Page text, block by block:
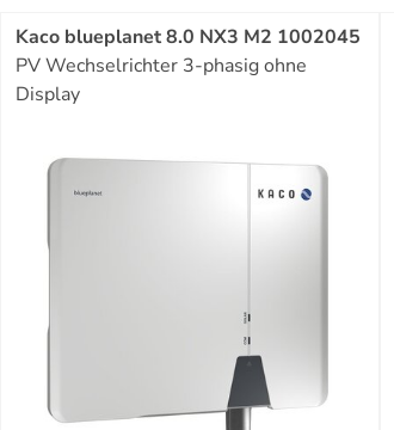
Kaco blueplanet 8.0 NX3 M2 1002045
PV Wechselrichter 3-phasig ohne
Display